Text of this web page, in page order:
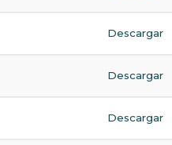
Descargar
Descargar
Descargar